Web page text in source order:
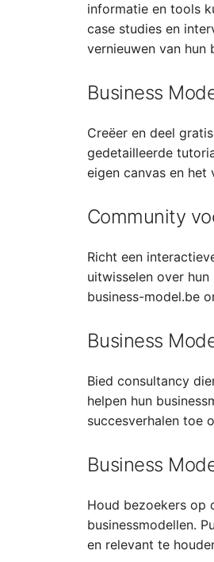
informatie en tools
case studies en
vernieuwen van hun
Business
Creëer en deel
gedetailleerde
eigen canvas en het
Community
Richt een
uitwisselen over
business-model.be
Business
Bied consultancy
helpen hun
succesverhalen toe
Business
Houd bezoekers op
businessmodellen.
en relevant te